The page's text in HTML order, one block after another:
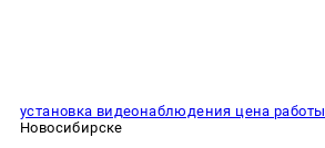
установка видеонаблюдения цена
Новосибирске